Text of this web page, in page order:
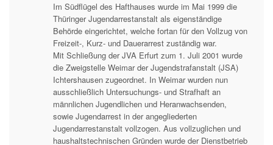
Im Südflügel des Hafthauses wurde im Mai 1999 die
Thüringer Jugendarrestanstalt als eigenständige
Behörde eingerichtet, welche fortan für den Vollzug von
Freizeit-, Kurz- und Dauerarrest zuständig war.
Mit Schließung der JVA Erfurt zum 1. Juli 2001 wurde
die Zweigstelle Weimar der Jugendstrafanstalt (JSA)
Ichtershausen zugeordnet. In Weimar wurden nun
ausschließlich Untersuchungs- und Strafhaft an
männlichen Jugendlichen und Heranwachsenden,
sowie Jugendarrest in der angegliederten
Jugendarrestanstalt vollzogen. Aus vollzuglichen und
haushaltstechnischen Gründen wurde der Dienstbetrieb